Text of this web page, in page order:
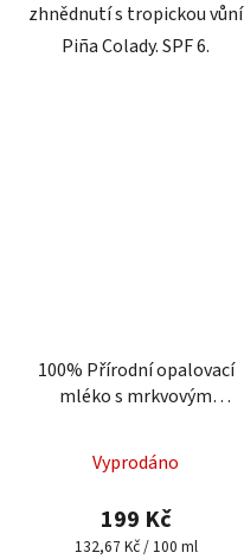
zhnědnutí s tropickou vůní
Piña Colady. SPF 6.
100% Přírodní opalovací
mléko s mrkvovým
Vyprodáno
199 Kč
Měrná
132,67 Kč / 100 ml